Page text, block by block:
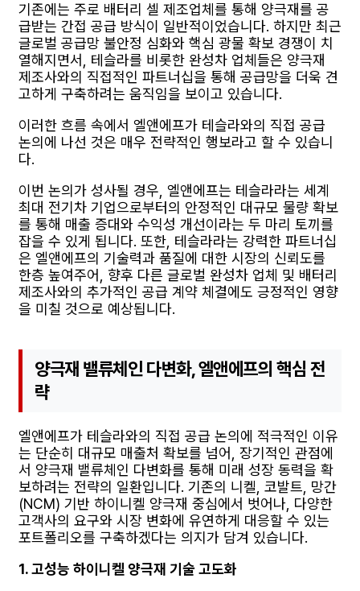
기존에는 주로 배터리 셀 제조업체를 통해 양극재를 공
급받는 간접 공급 방식이 일반적이었습니다. 하지만 최근
글로벌 공급망 불안정 심화와 핵심 광물 확보 경쟁이 치
열해지면서, 테슬라를 비롯한 완성차 업체들은 양극재
제조사와의 직접적인 파트너십을 통해 공급망을 더욱 견
고하게 구축하려는 움직임을 보이고 있습니다.
이러한 흐름 속에서 엘앤에프가 테슬라와의 직접 공급
논의에 나선 것은 매우 전략적인 행보라고 할 수 있습니
다.
이번 논의가 성사될 경우, 엘앤에프는 테슬라라는 세계
최대 전기차 기업으로부터의 안정적인 대규모 물량 확보
를 통해 매출 증대와 수익성 개선이라는 두 마리 토끼를
잡을 수 있게 됩니다. 또한, 테슬라라는 강력한 파트너십
은 엘앤에프의 기술력과 품질에 대한 시장의 신뢰도를
한층 높여주어, 향후 다른 글로벌 완성차 업체 및 배터리
제조사와의 추가적인 공급 계약 체결에도 긍정적인 영향
을 미칠 것으로 예상됩니다.
양극재 밸류체인 다변화, 엘앤에프의 핵심 전
략
엘앤에프가 테슬라와의 직접 공급 논의에 적극적인 이유
는 단순히 대규모 매출처 확보를 넘어, 장기적인 관점에
서 양극재 밸류체인 다변화를 통해 미래 성장 동력을 확
보하려는 전략의 일환입니다. 기존의 니켈, 코발트, 망간
(NCM) 기반 하이니켈 양극재 중심에서 벗어나, 다양한
고객사의 요구와 시장 변화에 유연하게 대응할 수 있는
포트폴리오를 구축하겠다는 의지가 담겨 있습니다.
1. 고성능 하이니켈 양극재 기술 고도화